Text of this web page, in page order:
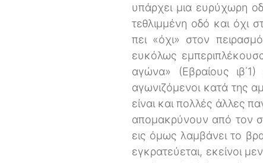
υπάρχει μια ευρύχωρη
τεθλιμμένη οδό και όχι
πει «όχι» στον
ευκόλως
αγώνα» (Εβραίους
αγωνιζόμενοι κατά της
είναι και πολλές άλλες
απομακρύνουν από τον
εις όμως λαμβάνει το
εγκρατεύεται, εκείνοι